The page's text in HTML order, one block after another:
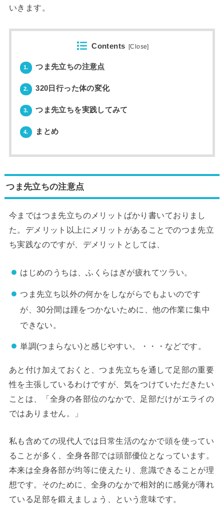
いきます。
Contents [Close]
1. つま先立ちの注意点
2. 320日行った体の変化
3. つま先立ちを実践してみて
4. まとめ
つま先立ちの注意点
今まではつま先立ちのメリットばかり書いておりまし
た。デメリット以上にメリットがあることでのつま先立
ち実践なのですが、デメリットとしては、
はじめのうちは、ふくらはぎが疲れてツラい。
つま先立ち以外の何かをしながらでもよいのです
が、30分間は踵をつかないために、他の作業に集中
できない。
単調(つまらない)と感じやすい。・・・などです。
あと付け加えておくと、つま先立ちを通して足部の重要
性を主張しているわけですが、気をつけていただきたい
ことは、「全身の各部位のなかで、足部だけがエライの
ではありません。」
私も含めての現代人では日常生活のなかで頭を使ってい
ることが多く、全身各部では頭部優位となっています。
本来は全身各部が均等に使えたり、意識できることが理
想です。そのために、全身のなかで相対的に感覚が薄れ
ている足部を鍛えましょう、という意味です。